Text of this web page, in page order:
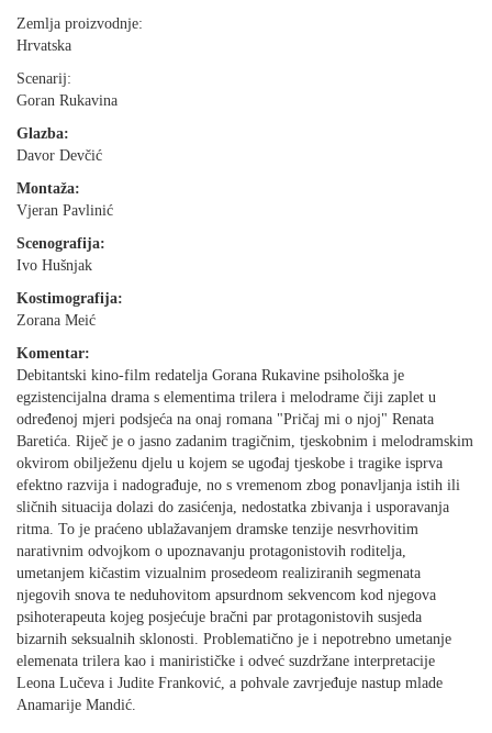
Zemlja proizvodnje:
Hrvatska
Scenarij:
Goran Rukavina
Glazba:
Davor Devčić
Montaža:
Vjeran Pavlinić
Scenografija:
Ivo Hušnjak
Kostimografija:
Zorana Meić
Komentar:
Debitantski kino-film redatelja Gorana Rukavine psihološka je
egzistencijalna drama s elementima trilera i melodrame čiji zaplet u
određenoj mjeri podsjeća na onaj romana "Pričaj mi o njoj" Renata
Baretića. Riječ je o jasno zadanim tragičnim, tjeskobnim i melodramskim
okvirom obilježenu djelu u kojem se ugođaj tjeskobe i tragike isprva
efektno razvija i nadograđuje, no s vremenom zbog ponavljanja istih ili
sličnih situacija dolazi do zasićenja, nedostatka zbivanja i usporavanja
ritma. To je praćeno ublažavanjem dramske tenzije nesvrhovitim
narativnim odvojkom o upoznavanju protagonistovih roditelja,
umetanjem kičastim vizualnim prosedeom realiziranih segmenata
njegovih snova te neduhovitom apsurdnom sekvencom kod njegova
psihoterapeuta kojeg posjećuje bračni par protagonistovih susjeda
bizarnih seksualnih sklonosti. Problematično je i nepotrebno umetanje
elemenata trilera kao i manirističke i odveć suzdržane interpretacije
Leona Lučeva i Judite Franković, a pohvale zavrjeđuje nastup mlade
Anamarije Mandić.